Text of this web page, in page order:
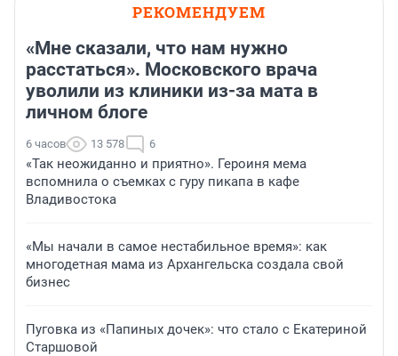
РЕКОМЕНДУЕМ
«Мне сказали, что нам нужно
расстаться». Московского врача
уволили из клиники из-за мата в
личном блоге
6 часов 13 578 6
«Так неожиданно и приятно». Героиня мема
вспомнила о съемках с гуру пикапа в кафе
Владивостока
«Мы начали в самое нестабильное время»: как
многодетная мама из Архангельска создала свой
бизнес
Пуговка из «Папиных дочек»: что стало с Екатериной
Старшовой